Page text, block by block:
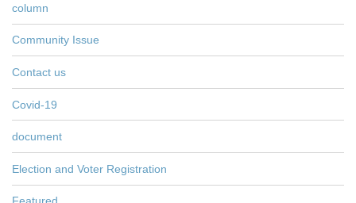
column
Community Issue
Contact us
Covid-19
document
Election and Voter Registration